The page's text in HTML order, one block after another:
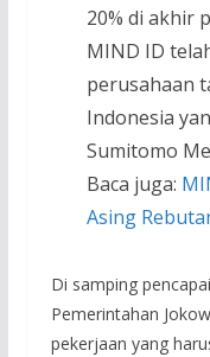
20% di akhir
MIND ID
perusahaan
Indonesia
Sumitomo
Baca juga:
Asing
Di samping
Pemerintahan
pekerjaan yang